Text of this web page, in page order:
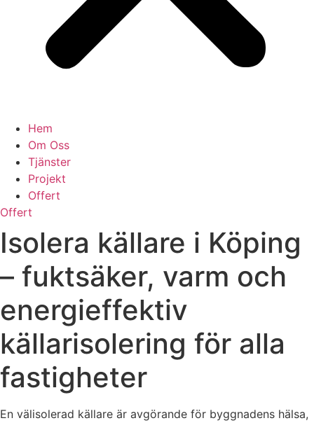
Hem
Om Oss
Tjänster
Projekt
Offert
Offert
Isolera källare i Köping
– fuktsäker, varm och
energieffektiv
källarisolering för alla
fastigheter
En välisolerad källare är avgörande för byggnadens hälsa,